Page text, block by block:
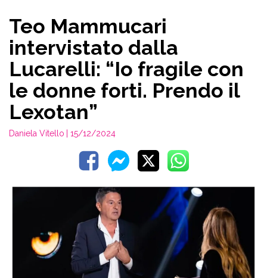
Teo Mammucari
intervistato dalla
Lucarelli: “Io fragile con
le donne forti. Prendo il
Lexotan”
Daniela Vitello | 15/12/2024